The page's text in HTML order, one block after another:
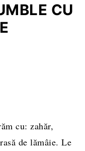
CU
cu: zahăr,
de lămâie. Le